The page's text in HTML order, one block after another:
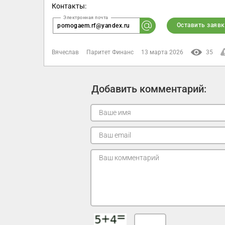
Контакты:
pomogaem.rf@yandex.ru Оставить
Вячеслав Паритет Финанс 13 марта 2026 35
Добавить комментарий: